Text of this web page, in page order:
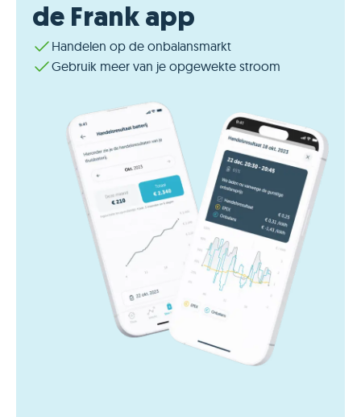
de Frank app
Handelen op de onbalansmarkt
Gebruik meer van je opgewekte stroom